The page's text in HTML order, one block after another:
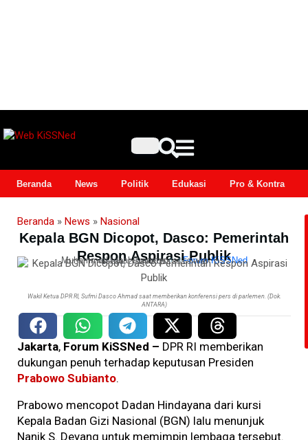
Beranda News Politik Edukasi Pro & Kontra
Beranda » News » Nasional
Kepala BGN Dicopot, Dasco: Pemerintah
Respon Aspirasi Publik
Muhammad Iqbal Prasetyo – Forum KiSSNed
Selasa, 2 Juni 2026 | 23:59 WIB
Wakil Ketua DPR RI, Sufmi Dasco Ahmad saat memberikan konferensi pers di parlemen. (Dok.
ANTARA)
Jakarta, Forum KiSSNed – DPR RI memberikan
dukungan penuh terhadap keputusan Presiden
Prabowo Subianto.
Prabowo mencopot Dadan Hindayana dari kursi
Kepala Badan Gizi Nasional (BGN) lalu menunjuk
Nanik S. Deyang untuk memimpin lembaga tersebut.